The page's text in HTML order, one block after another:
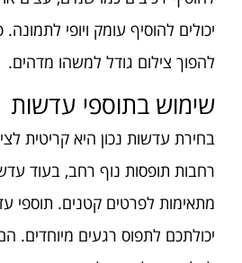
יכולים להוסיף עומק ויופי
להפוך צילום גודל למשהו מדהים.
שימוש בתוספי עדשות
בחירת עדשות נכון היא קריטית
רחבות תופסות נוף רחב, בעוד
מתאימות לפרטים קטנים. תוספי
יכולתכם לתפוס רגעים מיוחדים.